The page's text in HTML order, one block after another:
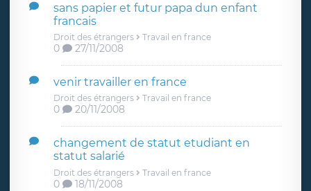
sans papier et futur papa dun enfant
francais
Droit des étrangers Travail en france
0 27/11/2008
venir travailler en france
Droit des étrangers Travail en france
0 20/11/2008
changement de statut etudiant en
statut salarié
Droit des étrangers Travail en france
0 18/11/2008